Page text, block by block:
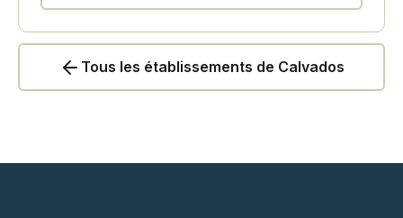
Tous les établissements de Calvados